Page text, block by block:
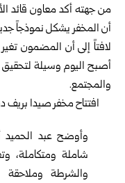
من جهته أكد معاون قائد
أن المخفر يشكل نموذجاً
لافتاً إلى أن المضمون
أصبح اليوم وسيلة لتحقيق
والمجتمع.
وأوضح عبد الحميد
شاملة ومتكاملة،
والشرطة